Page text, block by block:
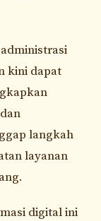
kini dapat
langkah
layanan
digital ini